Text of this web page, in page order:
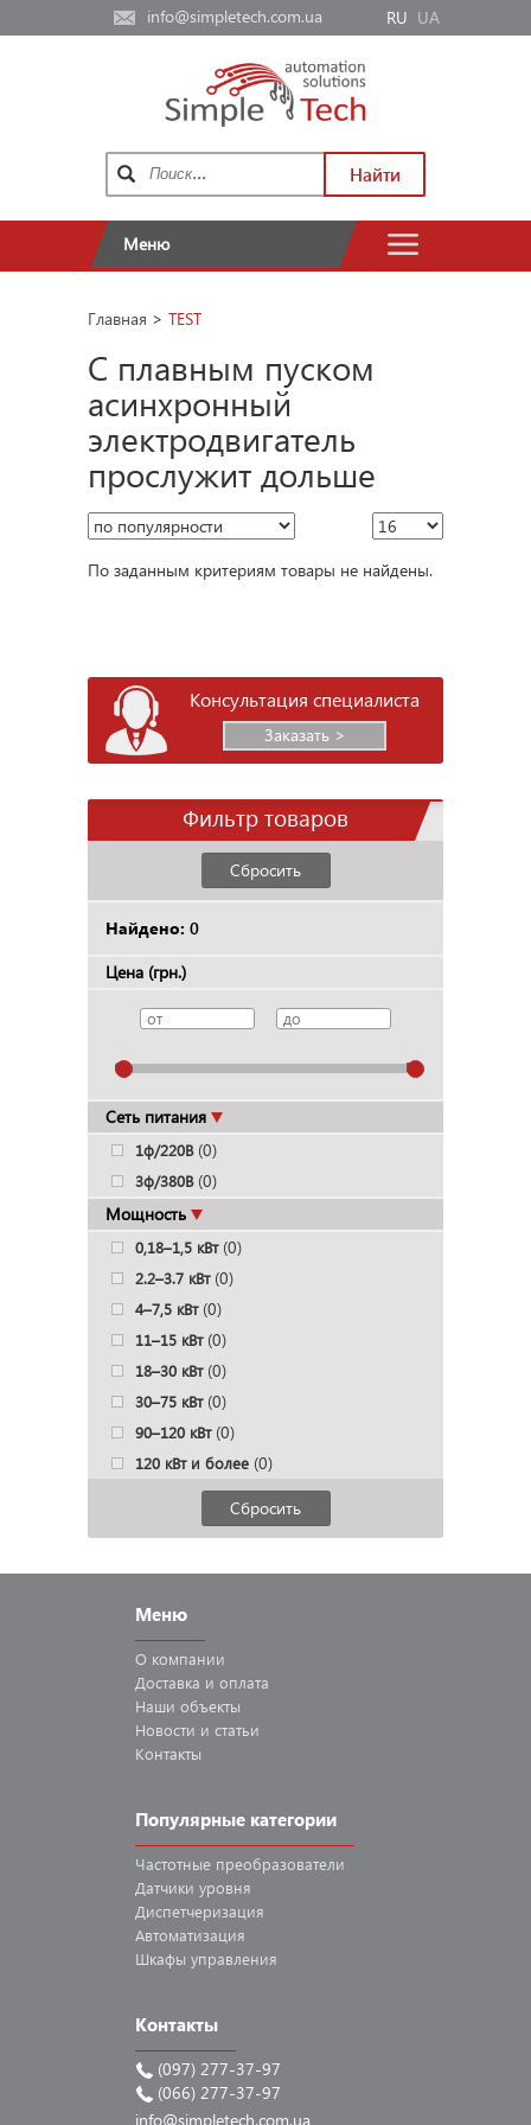
info@simpletech.com.ua RU UA
Найти
Меню
Главная > TEST
С плавным пуском
асинхронный
электродвигатель
прослужит дольше
По заданным критериям товары не найдены.
Консультация специалиста
Заказать >
Фильтр товаров
Сбросить
Найдено: 0
Цена (грн.)
Сеть питания
1ф/220В (0)
3ф/380В (0)
Мощность
0,18–1,5 кВт (0)
2.2–3.7 кВт (0)
4–7,5 кВт (0)
11–15 кВт (0)
18–30 кВт (0)
30–75 кВт (0)
90–120 кВт (0)
120 кВт и более (0)
Сбросить
Меню
О компании
Доставка и оплата
Наши объекты
Новости и статьи
Контакты
Популярные категории
Частотные преобразователи
Датчики уровня
Диспетчеризация
Автоматизация
Шкафы управления
Контакты
(097) 277-37-97
(066) 277-37-97
info@simpletech.com.ua